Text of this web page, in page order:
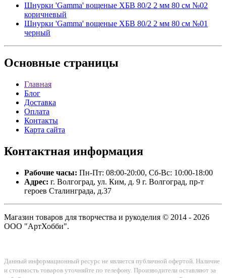
Шнурки 'Gamma' вощеные ХБВ 80/2 2 мм 80 см №02
коричневый
Шнурки 'Gamma' вощеные ХБВ 80/2 2 мм 80 см №01
черный
Основные страницы
Главная
Блог
Доставка
Оплата
Контакты
Карта сайта
Контактная информация
Рабочие часы: Пн-Пт: 08:00-20:00, Сб-Вс: 10:00-18:00
Адрес: г. Волгоград, ул. Ким, д. 9 г. Волгоград, пр-т
героев Сталинграда, д.37
Магазин товаров для творчества и рукоделия © 2014 - 2026
ООО "АртХобби".
Данный информационный ресурс не является публичной офертой. Наличие
и стоимость товаров уточняйте по телефону. Производители оставляют за